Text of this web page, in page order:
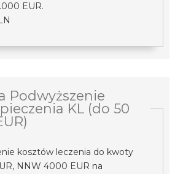
EUR.
Podwyższenie
KL (do 50
kosztów leczenia do kwoty
NNW 4000 EUR na